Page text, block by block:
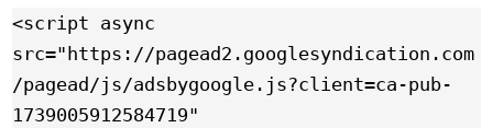
<script async
src="https://pagead2.googlesyndication.com
/pagead/js/adsbygoogle.js?client=ca-pub-
1739005912584719"